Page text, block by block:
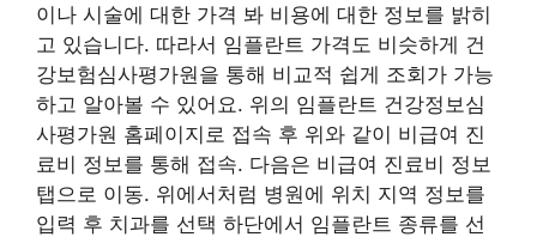
이나 시술에 대한 가격 봐 비용에 대한 정보를 밝히
고 있습니다. 따라서 임플란트 가격도 비슷하게 건
강보험심사평가원을 통해 비교적 쉽게 조회가 가능
하고 알아볼 수 있어요. 위의 임플란트 건강정보심
사평가원 홈페이지로 접속 후 위와 같이 비급여 진
료비 정보를 통해 접속. 다음은 비급여 진료비 정보
탭으로 이동. 위에서처럼 병원에 위치 지역 정보를
입력 후 치과를 선택 하단에서 임플란트 종류를 선